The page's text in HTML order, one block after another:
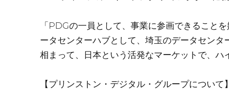
「PDGの一員として、事業に参画できること
ータセンターハブとして、埼玉のデータセン
相まって、日本という活発なマーケットで、ハ
【プリンストン・デジタル・グループについて】